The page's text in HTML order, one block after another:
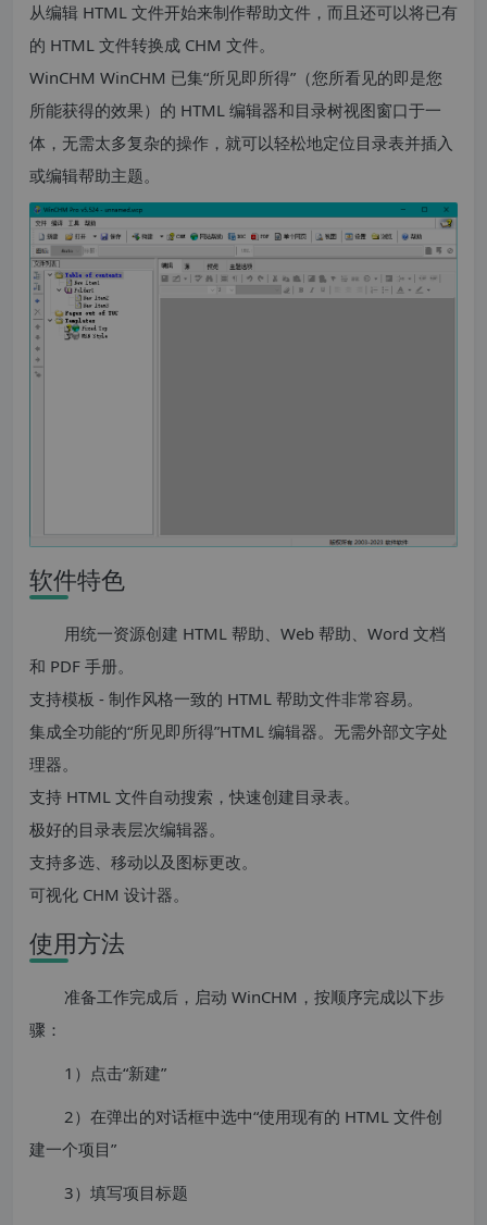
从编辑 HTML 文件开始来制作帮助文件，而且还可以将已有
的 HTML 文件转换成 CHM 文件。
WinCHM WinCHM 已集“所见即所得”（您所看见的即是您
所能获得的效果）的 HTML 编辑器和目录树视图窗口于一
体，无需太多复杂的操作，就可以轻松地定位目录表并插入
或编辑帮助主题。
软件特色
用统一资源创建 HTML 帮助、Web 帮助、Word 文档
和 PDF 手册。
支持模板 - 制作风格一致的 HTML 帮助文件非常容易。
集成全功能的“所见即所得”HTML 编辑器。无需外部文字处
理器。
支持 HTML 文件自动搜索，快速创建目录表。
极好的目录表层次编辑器。
支持多选、移动以及图标更改。
可视化 CHM 设计器。
使用方法
准备工作完成后，启动 WinCHM，按顺序完成以下步
骤：
1）点击“新建”
2）在弹出的对话框中选中“使用现有的 HTML 文件创
建一个项目”
3）填写项目标题